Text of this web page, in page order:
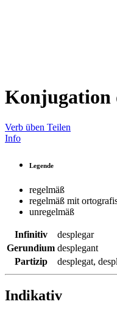
Konjugation
Verb üben Teilen
Info
Legende
regelmäß
regelmäß mit
unregelmäß
Infinitiv
desplegar
Gerundium desplegant
Partizip
desplegat,
Indikativ